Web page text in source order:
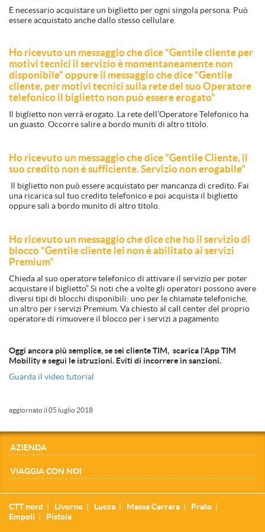
È necessario acquistare un biglietto per ogni singola persona. Può
essere acquistato anche dallo stesso cellulare.
Ho ricevuto un messaggio che dice “Gentile cliente per
motivi tecnici il servizio è momentaneamente non
disponibile” oppure il messaggio che dice “Gentile
cliente, per motivi tecnici sulla rete del suo Operatore
telefonico il biglietto non può essere erogato”
Il biglietto non verrà erogato. La rete dell’Operatore Telefonico ha
un guasto. Occorre salire a bordo muniti di altro titolo.
Ho ricevuto un messaggio che dice “Gentile Cliente, il
suo credito non è sufficiente. Servizio non erogabile”
Il biglietto non può essere acquistato per mancanza di credito. Fai
una ricarica sul tuo credito telefonico e poi acquista il biglietto
oppure sali a bordo munito di altro titolo.
Ho ricevuto un messaggio che dice che ho il servizio di
blocco “Gentile cliente lei non è abilitato ai servizi
Premium”
Chieda al suo operatore telefonico di attivare il servizio per poter
acquistare il biglietto” Si noti che a volte gli operatori possono avere
diversi tipi di blocchi disponibili: uno per le chiamate telefoniche,
un altro per i servizi Premium. Va chiesto al call center del proprio
operatore di rimuovere il blocco per i servizi a pagamento
Oggi ancora più semplice, se sei cliente TIM, scarica l'App TIM
Mobility e segui le istruzioni. Eviti di incorrere in sanzioni.
Guarda il video tutorial
aggiornato il 05 luglio 2018
AZIENDA
VIAGGIA CON NOI
CTT nord Livorno Lucca Massa Carrara
Prato
Empoli
Pistoia